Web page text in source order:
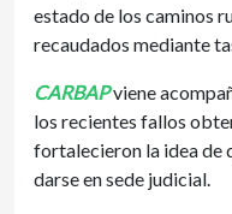
estado de los caminos
recaudados mediante
CARBAPviene
los recientes fallos
fortalecieron la idea de
darse en sede judicial.